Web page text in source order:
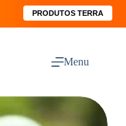
PRODUTOS TERRA
Menu